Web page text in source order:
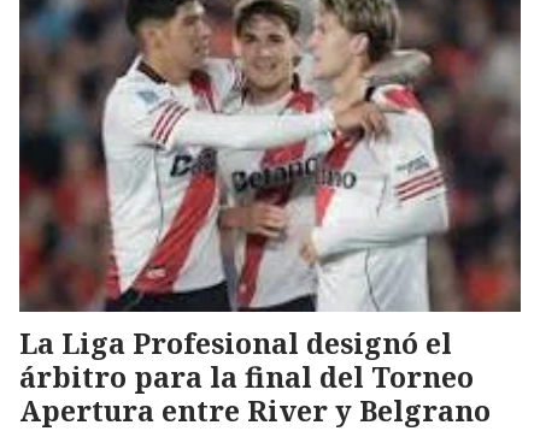
La Liga Profesional designó el
árbitro para la final del Torneo
Apertura entre River y Belgrano